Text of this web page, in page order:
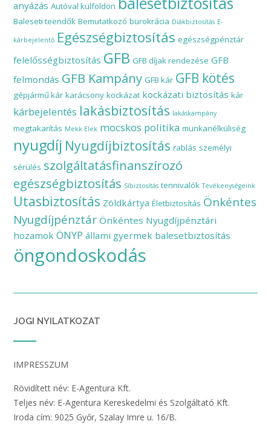
anyázás Autóval külföldön
Baleseti teendők Bemutatkozó bürokrácia Diákbiztosítás E-
kárbejelentő Egészségbiztosítás egészségpénztár
felelősségbiztosítás GFB GFB díjak rendezése GFB
felmondás GFB Kampány GFB kár GFB kötés
gépjármű kár karácsony kockázat kockázati biztosítás kár
kárbejelentés lakásbiztosítás lakáskampány
megtakarítás Mekk Elek mocskos politika munkanélküliség
nyugdíj Nyugdíjbiztosítás rablás személyi
sérülés szolgáltatásfinanszírozó
egészségbiztosítás Síbiztosítás tennivalók Tevékenységeink
Utasbiztosítás Zöldkártya Életbiztosítás Önkéntes
Nyugdíjpénztár Önkéntes Nyugdíjpénztári
hozamok ÖNYP állami gyermek balesetbiztosítás
öngondoskodás
JOGI NYILATKOZAT
IMPRESSZUM
Rövidített név: E-Agentura Kft.
Teljes név: E-Agentura Kereskedelmi és Szolgáltató Kft.
Iroda cím: 9025 Győr, Szalay Imre u. 16/B.